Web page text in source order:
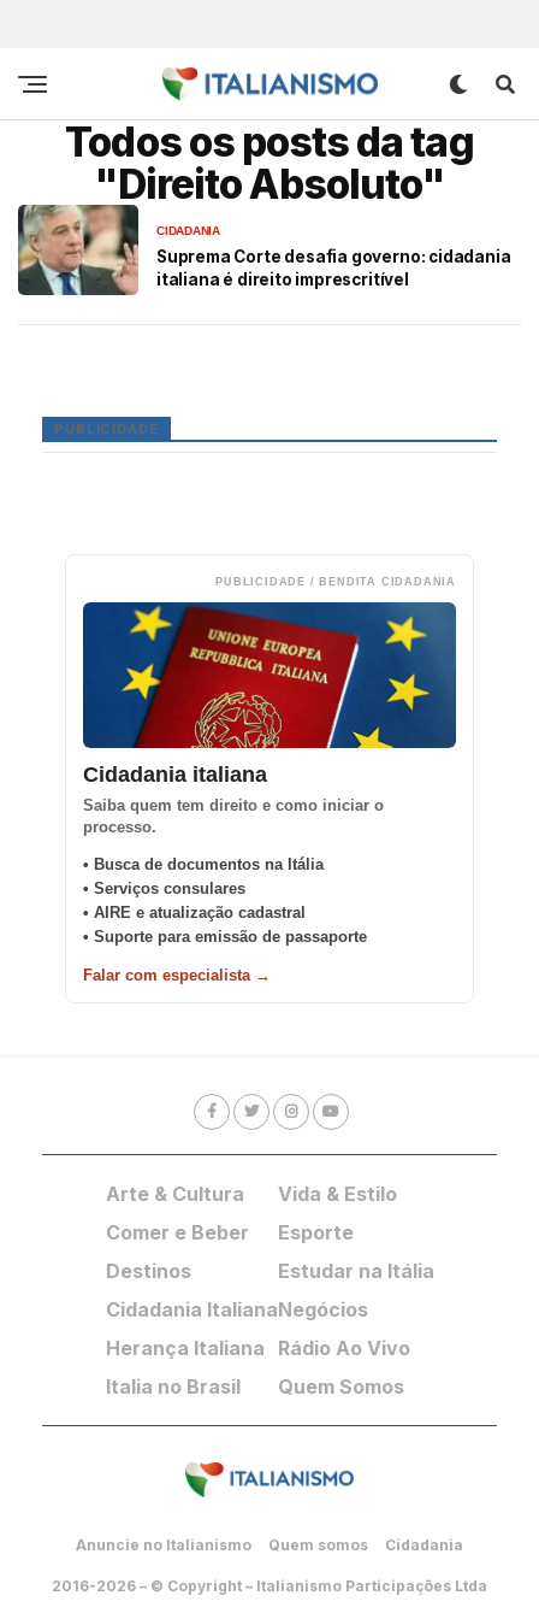
Todos os posts da tag
"Direito Absoluto"
CIDADANIA
Suprema Corte desafia governo: cidadania
italiana é direito imprescritível
PUBLICIDADE
PUBLICIDADE / BENDITA CIDADANIA
Cidadania italiana
Saiba quem tem direito e como iniciar o
processo.
• Busca de documentos na Itália
• Serviços consulares
• AIRE e atualização cadastral
• Suporte para emissão de passaporte
Falar com especialista →
Arte & Cultura
Comer e Beber
Destinos
Cidadania Italiana
Herança Italiana
Italia no Brasil
Vida & Estilo
Esporte
Estudar na Itália
Negócios
Rádio Ao Vivo
Quem Somos
Anuncie no Italianismo Quem somos Cidadania
2016-2026 – © Copyright – Italianismo Participações Ltda